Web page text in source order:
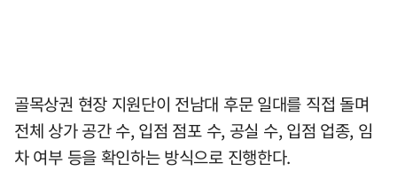
골목상권 현장 지원단이 전남대 후문 일대를 직접 돌며
전체 상가 공간 수, 입점 점포 수, 공실 수, 입점 업종, 임
차 여부 등을 확인하는 방식으로 진행한다.